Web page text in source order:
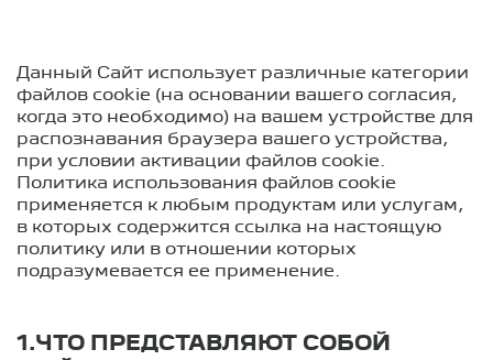
Данный Cайт использует различные категории
файлов cookie (на основании вашего согласия,
когда это необходимо) на вашем устройстве для
распознавания браузера вашего устройства,
при условии активации файлов cookie.
Политика использования файлов cookie
применяется к любым продуктам или услугам,
в которых содержится ссылка на настоящую
политику или в отношении которых
подразумевается ее применение.
1.ЧТО ПРЕДСТАВЛЯЮТ СОБОЙ